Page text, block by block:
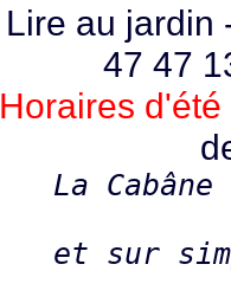
Lire au jardin
47 47
Horaires
La
et sur